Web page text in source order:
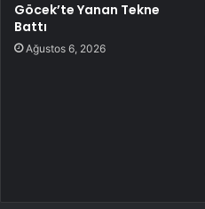
Göcek’te Yanan Tekne
Battı
Ağustos 6, 2026